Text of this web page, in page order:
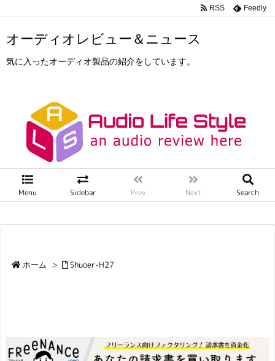
オーディオレビュー＆ニュース
気に入ったオーディオ製品の紹介をしています。
Menu Sidebar Prev Next Search
RSS Feedly
ホーム > Shuoer-H27